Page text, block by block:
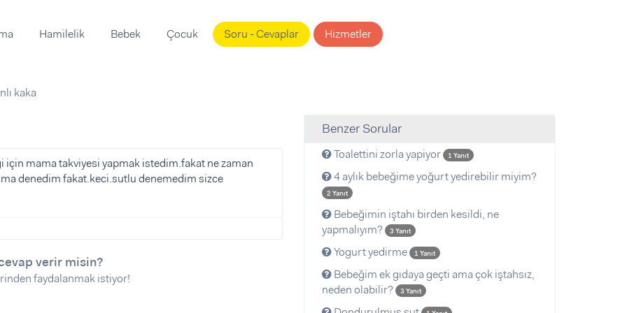
Hamilelik Bebek Çocuk Soru - Cevaplar Hizmetler
kaka
için mama takviyesi yapmak istedim.fakat ne zaman
denedim fakat.keci.sutlu denemedim sizce
verir misin?
faydalanmak istiyor!
Benzer Sorular
Toalettini zorla yapiyor 1 Yanıt
4 aylık bebeğime yoğurt yedirebilir miyim?
2 Yanıt
Bebeğimin iştahı birden kesildi, ne
yapmalıyım?
3 Yanıt
Yogurt yedirme 1 Yanıt
Bebeğim ek gıdaya geçti ama çok iştahsız,
neden olabilir?
3 Yanıt